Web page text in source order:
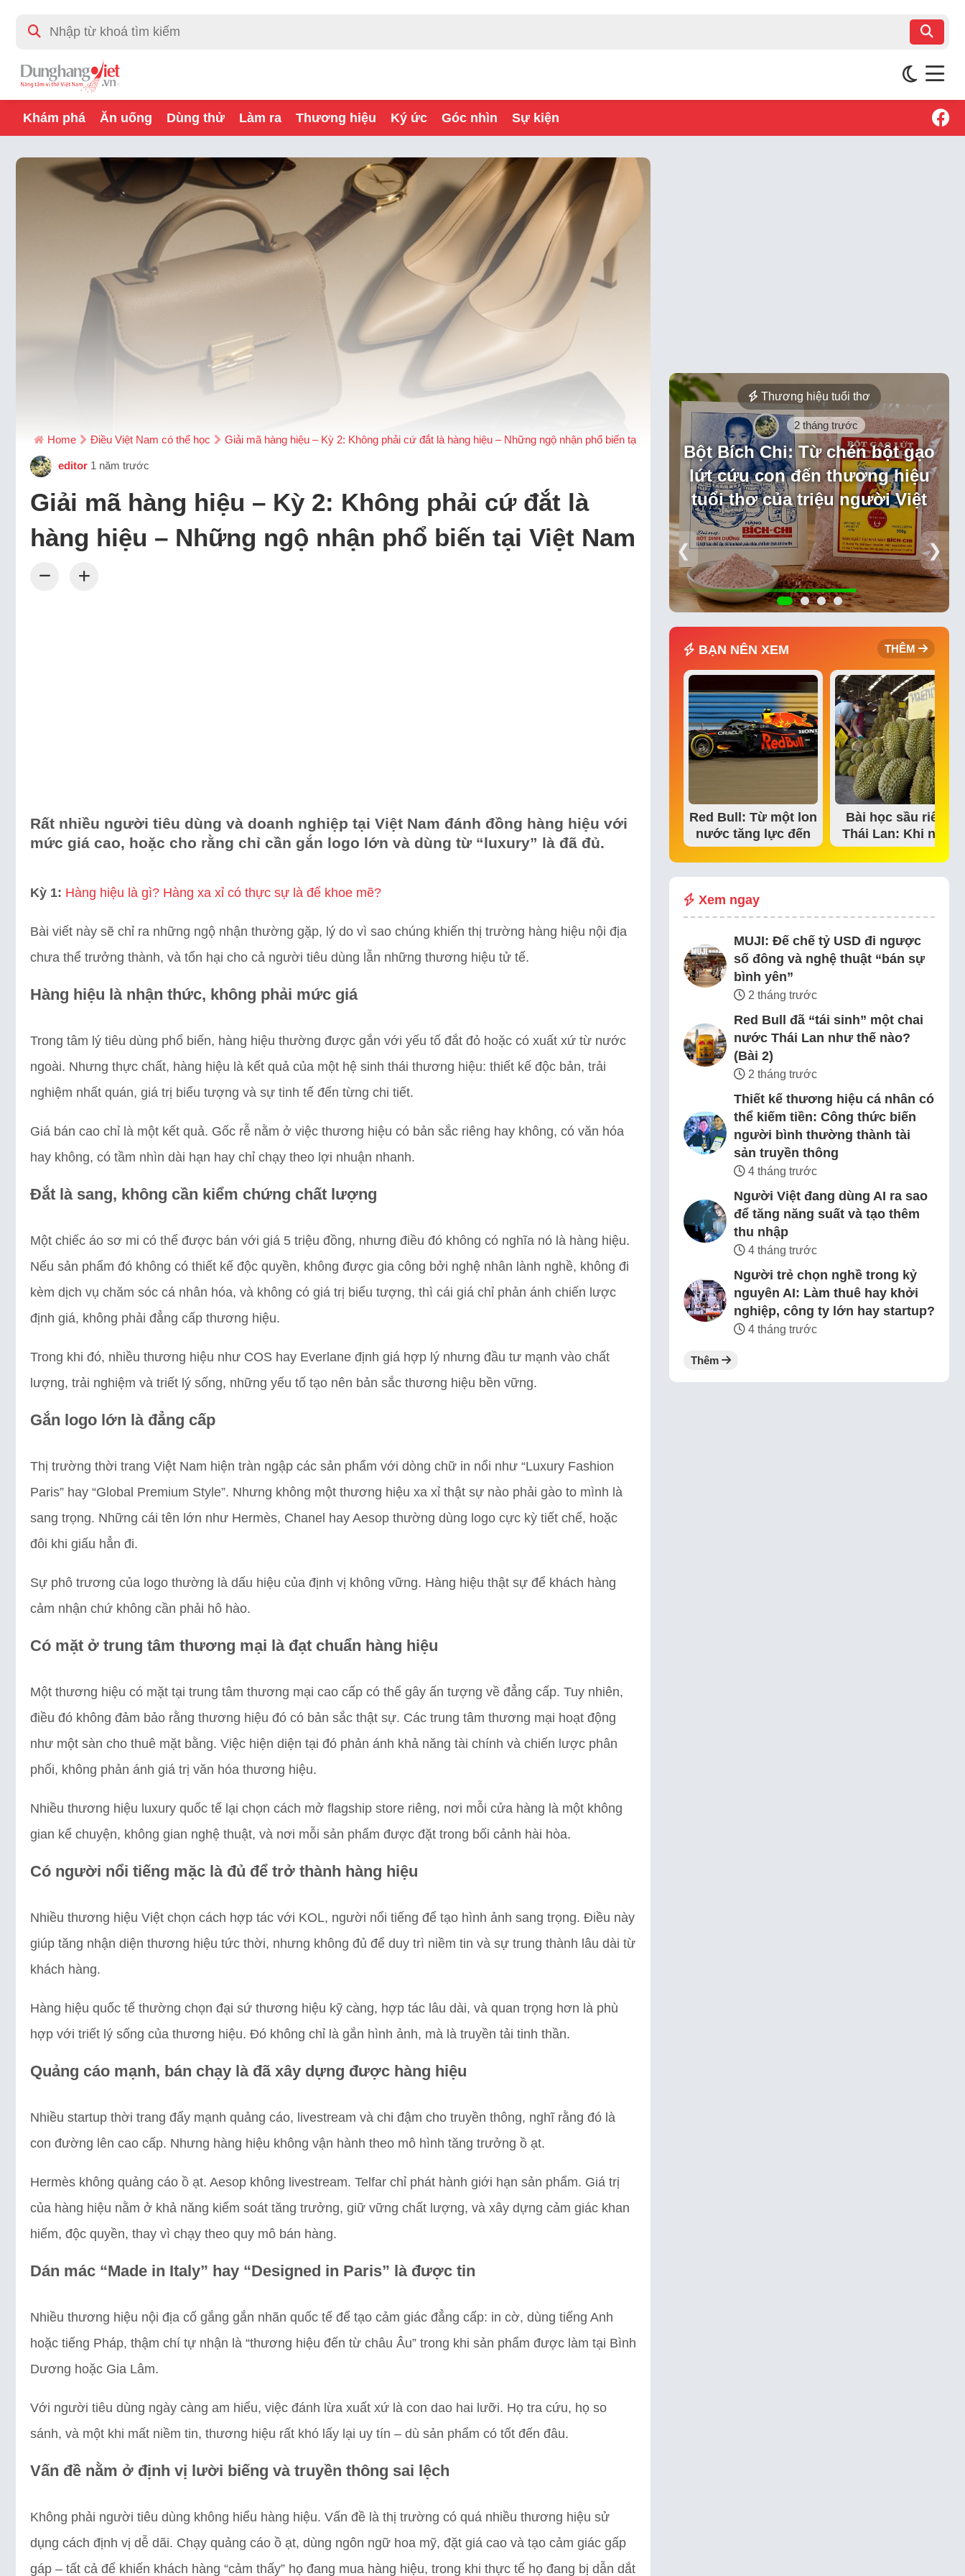
Khám phá Ăn uống Dùng thử Làm ra Thương hiệu Ký ức Góc nhìn Sự kiện
Home Điều Việt Nam có thể học Giải mã hàng hiệu – Kỳ 2: Không phải cứ đắt là hàng hiệu – Những ngộ nhận phổ biến tại Việt Nam
editor 1 năm trước
Giải mã hàng hiệu – Kỳ 2: Không phải cứ đắt là
hàng hiệu – Những ngộ nhận phổ biến tại Việt Nam
Rất nhiều người tiêu dùng và doanh nghiệp tại Việt Nam đánh đồng hàng hiệu với
mức giá cao, hoặc cho rằng chỉ cần gắn logo lớn và dùng từ “luxury” là đã đủ.
Kỳ 1: Hàng hiệu là gì? Hàng xa xỉ có thực sự là để khoe mẽ?
Bài viết này sẽ chỉ ra những ngộ nhận thường gặp, lý do vì sao chúng khiến thị trường hàng hiệu nội địa
chưa thể trưởng thành, và tổn hại cho cả người tiêu dùng lẫn những thương hiệu tử tế.
Hàng hiệu là nhận thức, không phải mức giá
Trong tâm lý tiêu dùng phổ biến, hàng hiệu thường được gắn với yếu tố đắt đỏ hoặc có xuất xứ từ nước
ngoài. Nhưng thực chất, hàng hiệu là kết quả của một hệ sinh thái thương hiệu: thiết kế độc bản, trải
nghiệm nhất quán, giá trị biểu tượng và sự tinh tế đến từng chi tiết.
Giá bán cao chỉ là một kết quả. Gốc rễ nằm ở việc thương hiệu có bản sắc riêng hay không, có văn hóa
hay không, có tầm nhìn dài hạn hay chỉ chạy theo lợi nhuận nhanh.
Đắt là sang, không cần kiểm chứng chất lượng
Một chiếc áo sơ mi có thể được bán với giá 5 triệu đồng, nhưng điều đó không có nghĩa nó là hàng hiệu.
Nếu sản phẩm đó không có thiết kế độc quyền, không được gia công bởi nghệ nhân lành nghề, không đi
kèm dịch vụ chăm sóc cá nhân hóa, và không có giá trị biểu tượng, thì cái giá chỉ phản ánh chiến lược
định giá, không phải đẳng cấp thương hiệu.
Trong khi đó, nhiều thương hiệu như COS hay Everlane định giá hợp lý nhưng đầu tư mạnh vào chất
lượng, trải nghiệm và triết lý sống, những yếu tố tạo nên bản sắc thương hiệu bền vững.
Gắn logo lớn là đẳng cấp
Thị trường thời trang Việt Nam hiện tràn ngập các sản phẩm với dòng chữ in nổi như “Luxury Fashion
Paris” hay “Global Premium Style”. Nhưng không một thương hiệu xa xỉ thật sự nào phải gào to mình là
sang trọng. Những cái tên lớn như Hermès, Chanel hay Aesop thường dùng logo cực kỳ tiết chế, hoặc
đôi khi giấu hẳn đi.
Sự phô trương của logo thường là dấu hiệu của định vị không vững. Hàng hiệu thật sự để khách hàng
cảm nhận chứ không cần phải hô hào.
Có mặt ở trung tâm thương mại là đạt chuẩn hàng hiệu
Một thương hiệu có mặt tại trung tâm thương mại cao cấp có thể gây ấn tượng về đẳng cấp. Tuy nhiên,
điều đó không đảm bảo rằng thương hiệu đó có bản sắc thật sự. Các trung tâm thương mại hoạt động
như một sàn cho thuê mặt bằng. Việc hiện diện tại đó phản ánh khả năng tài chính và chiến lược phân
phối, không phản ánh giá trị văn hóa thương hiệu.
Nhiều thương hiệu luxury quốc tế lại chọn cách mở flagship store riêng, nơi mỗi cửa hàng là một không
gian kể chuyện, không gian nghệ thuật, và nơi mỗi sản phẩm được đặt trong bối cảnh hài hòa.
Có người nổi tiếng mặc là đủ để trở thành hàng hiệu
Nhiều thương hiệu Việt chọn cách hợp tác với KOL, người nổi tiếng để tạo hình ảnh sang trọng. Điều này
giúp tăng nhận diện thương hiệu tức thời, nhưng không đủ để duy trì niềm tin và sự trung thành lâu dài từ
khách hàng.
Hàng hiệu quốc tế thường chọn đại sứ thương hiệu kỹ càng, hợp tác lâu dài, và quan trọng hơn là phù
hợp với triết lý sống của thương hiệu. Đó không chỉ là gắn hình ảnh, mà là truyền tải tinh thần.
Quảng cáo mạnh, bán chạy là đã xây dựng được hàng hiệu
Nhiều startup thời trang đẩy mạnh quảng cáo, livestream và chi đậm cho truyền thông, nghĩ rằng đó là
con đường lên cao cấp. Nhưng hàng hiệu không vận hành theo mô hình tăng trưởng ồ ạt.
Hermès không quảng cáo ồ ạt. Aesop không livestream. Telfar chỉ phát hành giới hạn sản phẩm. Giá trị
của hàng hiệu nằm ở khả năng kiểm soát tăng trưởng, giữ vững chất lượng, và xây dựng cảm giác khan
hiếm, độc quyền, thay vì chạy theo quy mô bán hàng.
Dán mác “Made in Italy” hay “Designed in Paris” là được tin
Nhiều thương hiệu nội địa cố gắng gắn nhãn quốc tế để tạo cảm giác đẳng cấp: in cờ, dùng tiếng Anh
hoặc tiếng Pháp, thậm chí tự nhận là “thương hiệu đến từ châu Âu” trong khi sản phẩm được làm tại Bình
Dương hoặc Gia Lâm.
Với người tiêu dùng ngày càng am hiểu, việc đánh lừa xuất xứ là con dao hai lưỡi. Họ tra cứu, họ so
sánh, và một khi mất niềm tin, thương hiệu rất khó lấy lại uy tín – dù sản phẩm có tốt đến đâu.
Vấn đề nằm ở định vị lười biếng và truyền thông sai lệch
Không phải người tiêu dùng không hiểu hàng hiệu. Vấn đề là thị trường có quá nhiều thương hiệu sử
dụng cách định vị dễ dãi. Chạy quảng cáo ồ ạt, dùng ngôn ngữ hoa mỹ, đặt giá cao và tạo cảm giác gấp
gáp – tất cả để khiến khách hàng “cảm thấy” họ đang mua hàng hiệu, trong khi thực tế họ đang bị dẫn dắt
Thương hiệu tuổi thơ
2 tháng trước
Bột Bích Chi: Từ chén bột gạo
lứt cứu con đến thương hiệu
tuổi thơ của triệu người Việt
❮ ❯
BẠN NÊN XEM THÊM
Red Bull: Từ một lon
nước tăng lực đến
đế chế thể…
Bài học sầu riêng
Thái Lan: Khi niềm
tin thị trường bắt…
Xem ngay
MUJI: Đế chế tỷ USD đi ngược
số đông và nghệ thuật “bán sự
bình yên”
2 tháng trước
Red Bull đã “tái sinh” một chai
nước Thái Lan như thế nào?
(Bài 2)
2 tháng trước
Thiết kế thương hiệu cá nhân có
thể kiếm tiền: Công thức biến
người bình thường thành tài
sản truyền thông
4 tháng trước
Người Việt đang dùng AI ra sao
để tăng năng suất và tạo thêm
thu nhập
4 tháng trước
Người trẻ chọn nghề trong kỷ
nguyên AI: Làm thuê hay khởi
nghiệp, công ty lớn hay startup?
4 tháng trước
Thêm